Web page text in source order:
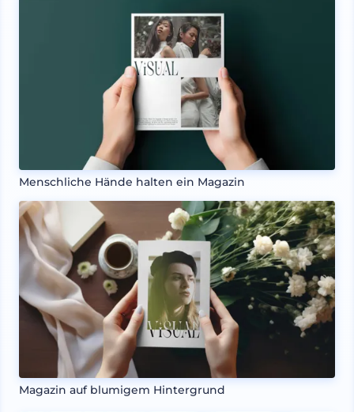
Menschliche Hände halten ein Magazin
Magazin auf blumigem Hintergrund